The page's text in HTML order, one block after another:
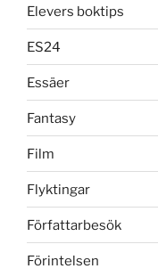
Elevers boktips
ES24
Essäer
Fantasy
Film
Flyktingar
Författarbesök
Förintelsen